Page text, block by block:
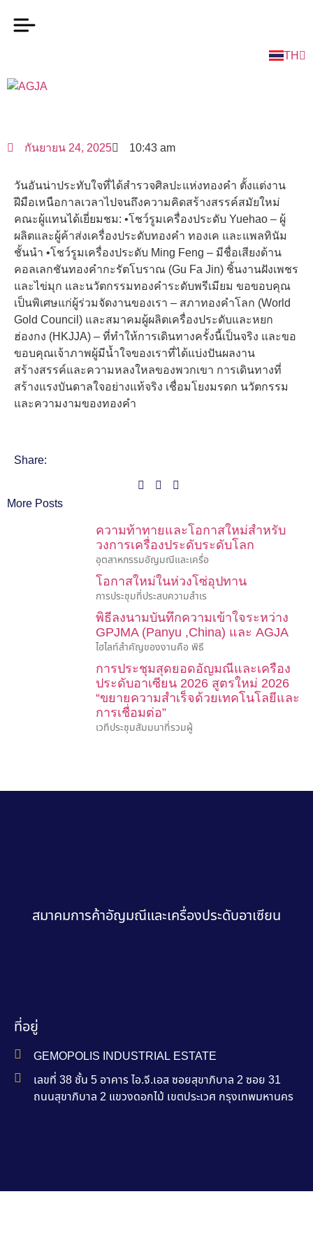
TH
EN
กันยายน 24, 2025 10:43 am
วันอันน่าประทับใจที่ได้สำรวจศิลปะแห่งทองคำ ตั้งแต่งาน
ฝีมือเหนือกาลเวลาไปจนถึงความคิดสร้างสรรค์สมัยใหม่
คณะผู้แทนได้เยี่ยมชม: •โชว์รูมเครื่องประดับ Yuehao – ผู้
ผลิตและผู้ค้าส่งเครื่องประดับทองคำ ทองเค และแพลทินัม
ชั้นนำ •โชว์รูมเครื่องประดับ Ming Feng – มีชื่อเสียงด้าน
คอลเลกชันทองคำกะรัตโบราณ (Gu Fa Jin) ชิ้นงานฝังเพชร
และไข่มุก และนวัตกรรมทองคำระดับพรีเมียม ขอขอบคุณ
เป็นพิเศษแก่ผู้ร่วมจัดงานของเรา – สภาทองคำโลก (World
Gold Council) และสมาคมผู้ผลิตเครื่องประดับและหยก
ฮ่องกง (HKJJA) – ที่ทำให้การเดินทางครั้งนี้เป็นจริง และขอ
ขอบคุณเจ้าภาพผู้มีน้ำใจของเราที่ได้แบ่งปันผลงาน
สร้างสรรค์และความหลงใหลของพวกเขา การเดินทางที่
สร้างแรงบันดาลใจอย่างแท้จริง เชื่อมโยงมรดก นวัตกรรม
และความงามของทองคำ
Share:
More Posts
ความท้าทายและโอกาสใหม่สำหรับ
วงการเครื่องประดับระดับโลก
อุตสาหกรรมอัญมณีและเครื่อ
โอกาสใหม่ในห่วงโซ่อุปทาน
การประชุมที่ประสบความสำเร
พิธีลงนามบันทึกความเข้าใจระหว่าง
GPJMA (Panyu ,China) และ AGJA
ไฮไลท์สำคัญของงานคือ พิธี
การประชุมสุดยอดอัญมณีและเครื่อง
ประดับอาเซียน 2026 สูตรใหม่ 2026
“ขยายความสำเร็จด้วยเทคโนโลยีและ
การเชื่อมต่อ”
เวทีประชุมสัมมนาที่รวมผู้
สมาคมการค้าอัญมณีและเครื่องประดับอาเซียน
ที่อยู่
GEMOPOLIS INDUSTRIAL ESTATE
เลขที่ 38 ชั้น 5 อาคาร ไอ.จี.เอส ซอยสุขาภิบาล 2 ซอย 31
ถนนสุขาภิบาล 2 แขวงดอกไม้ เขตประเวศ กรุงเทพมหานคร